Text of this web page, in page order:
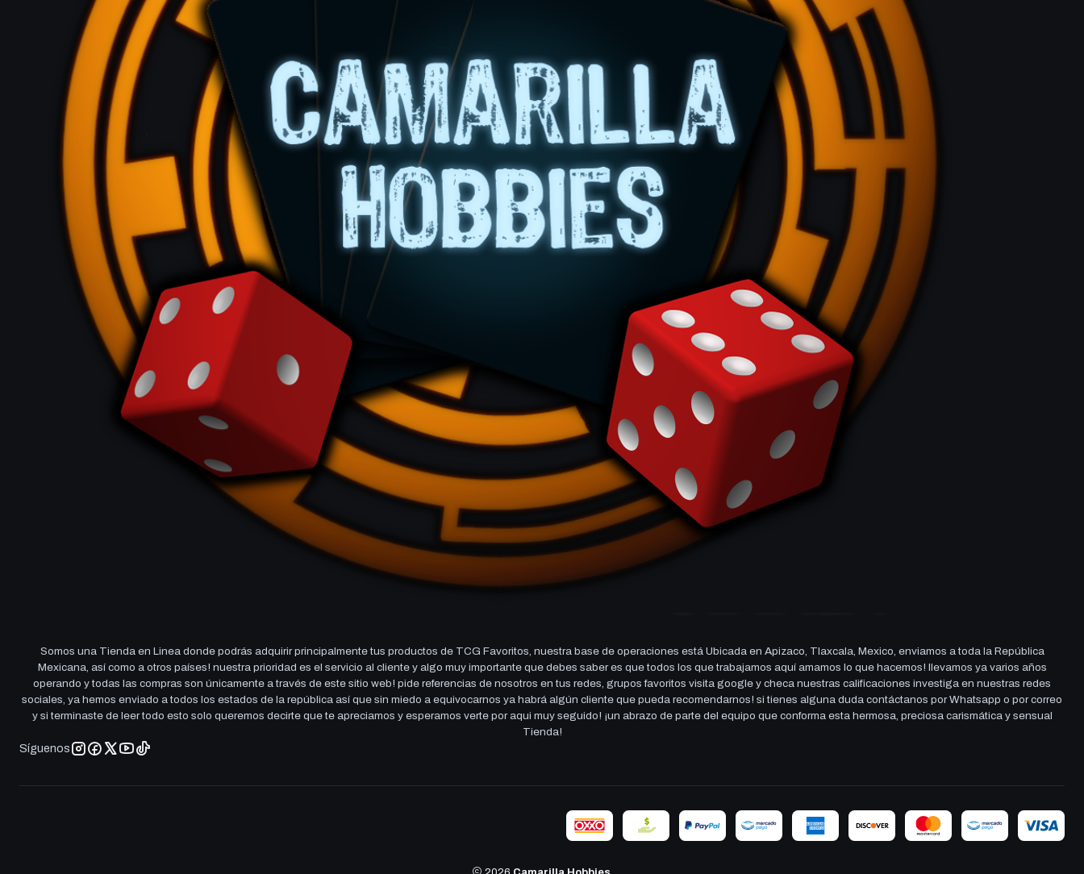
Somos una Tienda en Linea donde podrás adquirir principalmente tus productos de TCG Favoritos, nuestra base de operaciones está Ubicada en Apizaco, Tlaxcala, Mexico, enviamos a toda la República
Mexicana, así como a otros países! nuestra prioridad es el servicio al cliente y algo muy importante que debes saber es que todos los que trabajamos aquí amamos lo que hacemos! llevamos ya varios años
operando y todas las compras son únicamente a través de este sitio web! pide referencias de nosotros en tus redes, grupos favoritos visita google y checa nuestras calificaciones investiga en nuestras redes
sociales, ya hemos enviado a todos los estados de la república así que sin miedo a equivocarnos ya habrá algún cliente que pueda recomendarnos! si tienes alguna duda contáctanos por Whatsapp o por correo
y si terminaste de leer todo esto solo queremos decirte que te apreciamos y esperamos verte por aqui muy seguido! ¡un abrazo de parte del equipo que conforma esta hermosa, preciosa carismática y sensual
Tienda!
Síguenos